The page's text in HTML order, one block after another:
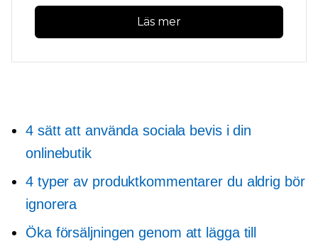
Läs mer
4 sätt att använda sociala bevis i din
onlinebutik
4 typer av produktkommentarer du aldrig bör
ignorera
Öka försäljningen genom att lägga till